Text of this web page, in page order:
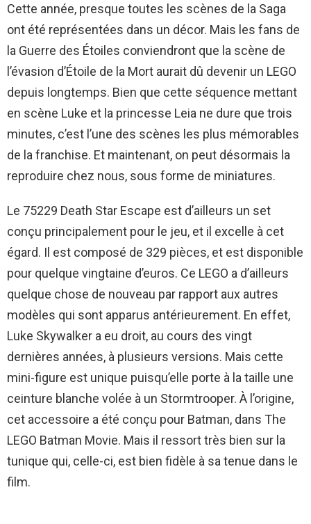
Cette année, presque toutes les scènes de la Saga
ont été représentées dans un décor. Mais les fans de
la Guerre des Étoiles conviendront que la scène de
l’évasion d’Étoile de la Mort aurait dû devenir un LEGO
depuis longtemps. Bien que cette séquence mettant
en scène Luke et la princesse Leia ne dure que trois
minutes, c’est l’une des scènes les plus mémorables
de la franchise. Et maintenant, on peut désormais la
reproduire chez nous, sous forme de miniatures.
Le 75229 Death Star Escape est d’ailleurs un set
conçu principalement pour le jeu, et il excelle à cet
égard. Il est composé de 329 pièces, et est disponible
pour quelque vingtaine d’euros. Ce LEGO a d’ailleurs
quelque chose de nouveau par rapport aux autres
modèles qui sont apparus antérieurement. En effet,
Luke Skywalker a eu droit, au cours des vingt
dernières années, à plusieurs versions. Mais cette
mini-figure est unique puisqu’elle porte à la taille une
ceinture blanche volée à un Stormtrooper. À l’origine,
cet accessoire a été conçu pour Batman, dans The
LEGO Batman Movie. Mais il ressort très bien sur la
tunique qui, celle-ci, est bien fidèle à sa tenue dans le
film.